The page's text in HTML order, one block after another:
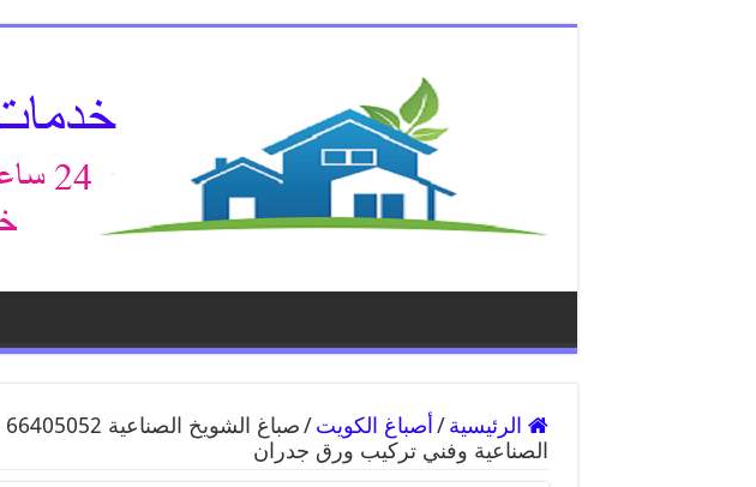
الرئيسية /أصباغ الكويت /
الصناعية وفني تركيب ورق جدران